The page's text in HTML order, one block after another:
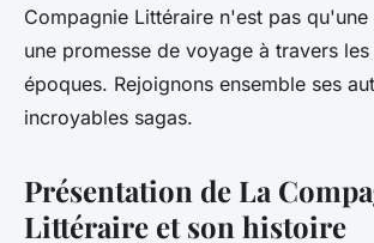
Compagnie Littéraire n'est pas
une promesse de voyage à travers
époques. Rejoignons ensemble ses
incroyables sagas.
Présentation de La
Littéraire et son histoire